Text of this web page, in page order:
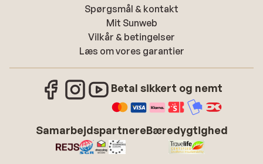
Spørgsmål & kontakt
Mit Sunweb
Vilkår & betingelser
Læs om vores garantier
Betal sikkert og nemt
SamarbejdspartnereBæredygtighed